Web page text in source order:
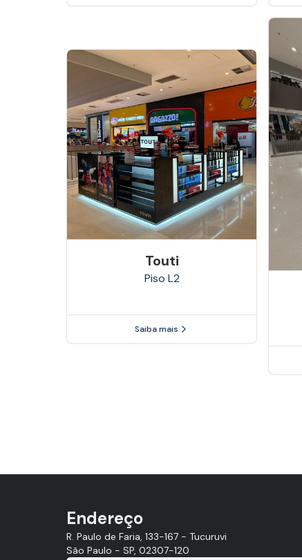
Touti
Piso L2
Saiba mais
Endereço
R. Paulo de Faria, 133-167 - Tucuruvi
São Paulo - SP, 02307-120